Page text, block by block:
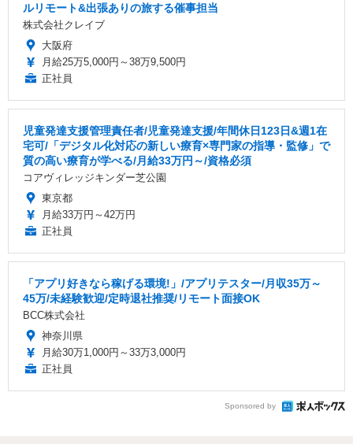
ルリモート&出張ありの旅する催事担当
株式会社クレイブ
大阪府
月給25万5,000円～38万9,500円
正社員
児童発達支援管理責任者/児童発達⽀援/年間休日123日&週1在
宅可/「デジタル化対応の新しい療育×専門家の指導・監修」で
質の高い療育が学べる/月給33万円～/資格必須
コアヴィレッジキンダー芝公園
東京都
月給33万円～42万円
正社員
「アプリ好きなら稼げる環境!」/アプリテスター/月収35万～
45万/未経験歓迎/定時退社推奨/リモート面接OK
BCC株式会社
神奈川県
月給30万1,000円～33万3,000円
正社員
Sponsored by